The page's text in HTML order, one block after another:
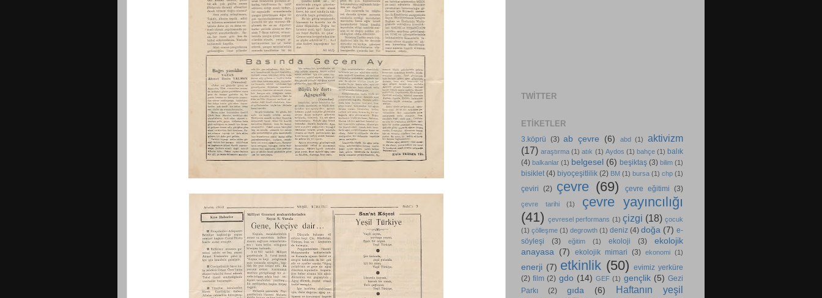
TWITTER
ETIKETLER
3.köprü (3) ab çevre (6) abd (1)
aktivizm
(17) araştırma (1) atık (1) Aydos (1) bahçe (1) balık
(4) balkanlar (1) belgesel (6) beşiktaş (3) bilim (1)
bisiklet (4) biyoçeşitlilik (2) BM (1) bursa (1) chp (1)
çeviri (2) çevre (69) çevre eğitimi (3)
çevre tarihi (1)
çevre yayıncılığı
(41) çevresel performans (1) çizgi (18) çocuk
(1) çölleşme (1) degrowth (1) deniz (4) doğa (7) e-
söyleşi
(3) eğitim (1) ekoloji (3)
ekolojik
anayasa
(7) ekolojik mimari (3) ekonomi (1)
enerji (7) etkinlik (50)
evimiz yerküre
(2) film (2) gdo (14) GEF (1) gençlik (5) Gezi
Parkı
(2) gıda (6)
Haftanın yeşil